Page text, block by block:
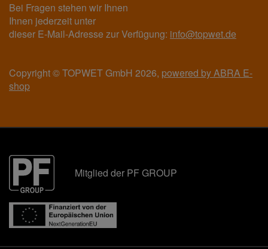
Bei Fragen stehen wir Ihnen
Ihnen jederzeit unter
dieser E-Mail-Adresse zur Verfügung: info@topwet.de
Copyright © TOPWET GmbH 2026, powered by ABRA E-
shop
Mitglied der PF GROUP